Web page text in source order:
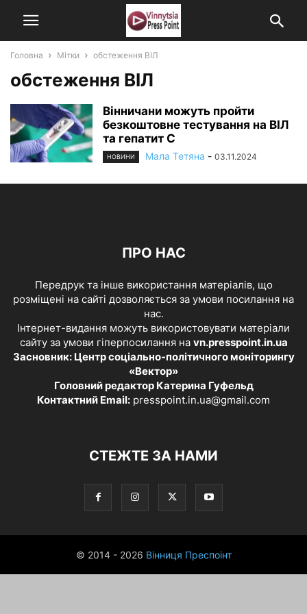
Головна Мітки обстеження ВІЛ
обстеження ВІЛ
Вінничани можуть пройти
безкоштовне тестування на ВІЛ
та гепатит С
НОВИНИ Мала Тетяна - 03.11.2024
ПРО НАС
Передрук та інше використання матеріалів, що
розміщені на сайті дозволяється за умови посилання на
нас.
Інтернет-видання можуть використовувати матеріали
сайту за умови гіперпосилання на vn.presspoint.in.ua
Засновник: Центр соціально-політичного моніторингу
«Вектор»
Головний редактор Катерина Гуфельд
Контактний Email: presspoint.in.ua@gmail.com
СТЕЖТЕ ЗА НАМИ
© 2014 - 2026 Вінниця Преспоінт